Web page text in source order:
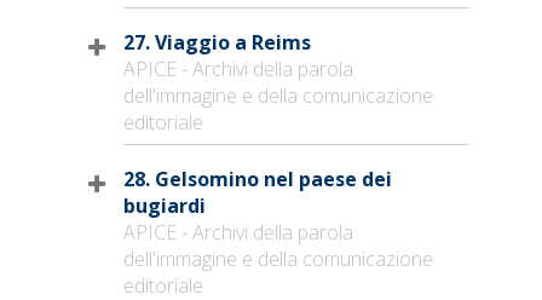
27. Viaggio a Reims
APICE - Archivi della parola
dell'immagine e della comunicazione
editoriale
28. Gelsomino nel paese dei
bugiardi
APICE - Archivi della parola
dell'immagine e della comunicazione
editoriale